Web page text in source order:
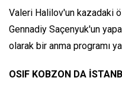
Valeri Halilov'un kazadaki
Gennadiy Saçenyuk'un
olarak bir anma programı
OSIF KOBZON DA